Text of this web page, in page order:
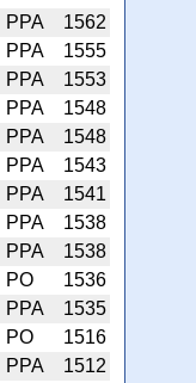
PPA
1562
PPA
1555
PPA
1553
PPA
1548
PPA
1548
PPA
1543
PPA
1541
PPA
1538
PPA
1538
PO
1536
PPA
1535
PO
1516
PPA
1512